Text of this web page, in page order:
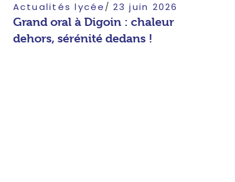
Actualités lycée 23 juin 2026
Grand oral à Digoin : chaleur
dehors, sérénité dedans !